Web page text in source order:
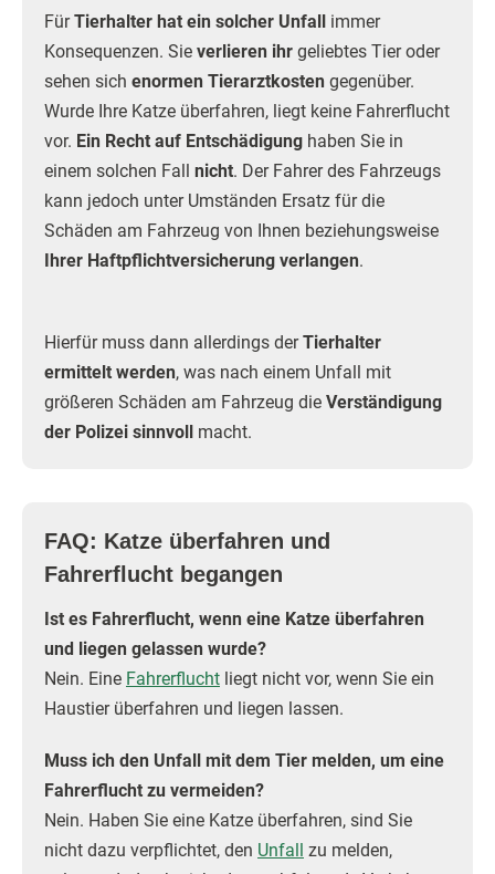
FürTierhalter hat ein solcher Unfall immer
Konsequenzen. Sie verlieren ihr geliebtes Tier oder
sehen sich enormen Tierarztkosten gegenüber.
Wurde Ihre Katze überfahren, liegt keine Fahrerflucht
vor. Ein Recht auf Entschädigung haben Sie in
einem solchen Fall nicht. Der Fahrer des Fahrzeugs
kann jedoch unter Umständen Ersatz für die
Schäden am Fahrzeug von Ihnen beziehungsweise
Ihrer Haftpflichtversicherung verlangen.
Hierfür muss dann allerdings derTierhalter
ermittelt werden, was nach einem Unfall mit
größeren Schäden am Fahrzeug die Verständigung
der Polizei sinnvoll macht.
FAQ: Katze überfahren und
Fahrerflucht begangen
Ist es Fahrerflucht, wenn eine Katze überfahren
und liegen gelassen wurde?
Nein. Eine Fahrerflucht liegt nicht vor, wenn Sie ein
Haustier überfahren und liegen lassen.
Muss ich den Unfall mit dem Tier melden, um eine
Fahrerflucht zu vermeiden?
Nein. Haben Sie eine Katze überfahren, sind Sie
nicht dazu verpflichtet, den Unfall zu melden,